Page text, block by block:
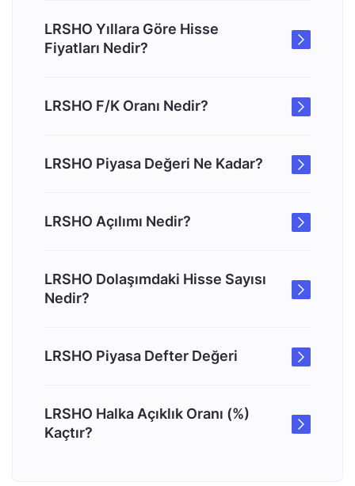
LRSHO Yıllara Göre Hisse
Fiyatları Nedir?
LRSHO F/K Oranı Nedir?
LRSHO Piyasa Değeri Ne Kadar?
LRSHO Açılımı Nedir?
LRSHO Dolaşımdaki Hisse Sayısı
Nedir?
LRSHO Piyasa Defter Değeri
LRSHO Halka Açıklık Oranı (%)
Kaçtır?